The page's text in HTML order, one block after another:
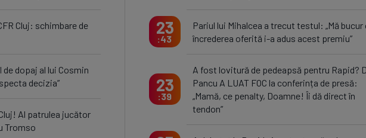
Cluj: schimbare de
dopaj al lui Cosmin
decizia”
Al patrulea jucător
Tromso
23
43
Pariul lui Mihalcea a trecut testul: „Mă bucur
încrederea oferită i-a adus acest premiu”
23
39
A fost lovitură de pedeapsă pentru Rapid?
Pancu A LUAT FOC la conferința de presă:
„Mamă, ce penalty, Doamne! Îi dă direct în
tendon”